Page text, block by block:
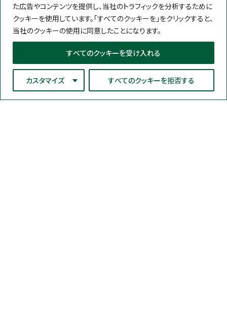
た広告やコンテンツを提供し、当社のトラフィックを分析するために
クッキーを使用しています。「すべてのクッキーを」をクリックすると、
当社のクッキーの使用に同意したことになります。
カスタマイズ すべてのクッキーを拒否する
すべてのクッキーを受け入れる